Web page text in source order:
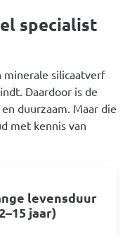
specialist
minerale silicaatverf
Daardoor is de
duurzaam. Maar die
met kennis van
levensduur
jaar)